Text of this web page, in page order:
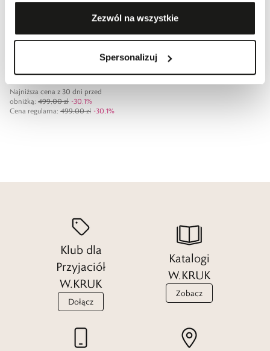
Zezwól na wszystkie
Spersonalizuj
Promocja 30,1%
349,00 zł
Najniższa cena z 30 dni przed
obniżką: 499,00 zł -30,1%
Cena regularna: 499,00 zł -30,1%
Klub dla
Przyjaciół
W.KRUK
Dołącz
Katalogi
W.KRUK
Zobacz